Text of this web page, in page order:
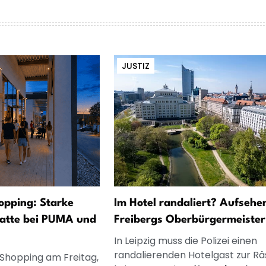
Starke
bei PUMA und
am Freitag,
JUSTIZ
Im Hotel randaliert?
Freibergs Oberbürgermeister
In Leipzig muss die Polizei einen
randalierenden Hotelgast zur